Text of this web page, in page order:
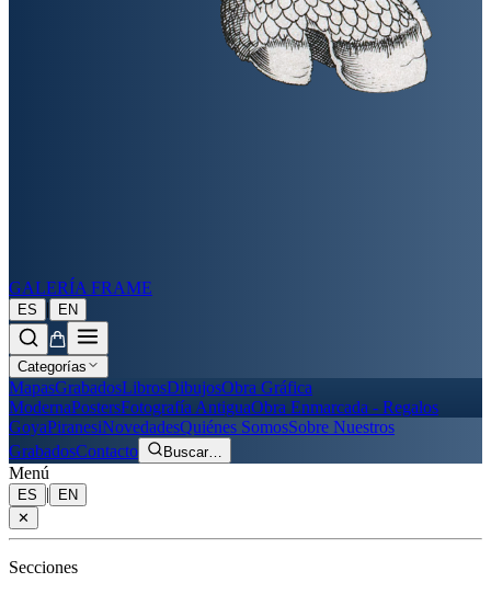
GALERÍA FRAME
ES | EN
Categorías
MapasGrabadosLibrosDibujosObra Gráfica
ModernaPostersFotografía AntiguaObra Enmarcada - Regalos
GoyaPiranesiNovedadesQuiénes SomosSobre Nuestros
GrabadosContacto Buscar…
Menú
ES |
EN
✕
Secciones